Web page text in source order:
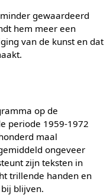
gewaardeerd
hem meer een
van de kunst en dat
op de
periode 1959-1972
maal
ongeveer
zijn teksten in
trillende handen en
blijven.